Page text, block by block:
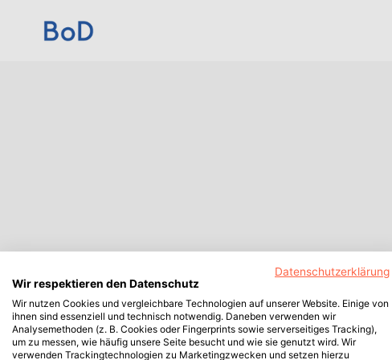
Datenschutzerklärung
Wir respektieren den Datenschutz
Wir nutzen Cookies und vergleichbare Technologien auf unserer Website. Einige von
ihnen sind essenziell und technisch notwendig. Daneben verwenden wir
Analysemethoden (z. B. Cookies oder Fingerprints sowie serverseitiges Tracking),
um zu messen, wie häufig unsere Seite besucht und wie sie genutzt wird. Wir
verwenden Trackingtechnologien zu Marketingzwecken und setzen hierzu